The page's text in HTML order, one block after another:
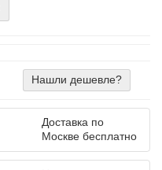
Нашли дешевле?
Доставка по
Москве бесплатно